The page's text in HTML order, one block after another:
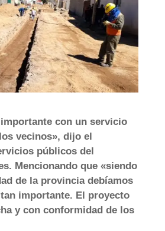
con un servicio
vecinos», dijo el
públicos del
Mencionando que «siendo
de la provincia debíamos
importante. El proyecto
y con conformidad de los